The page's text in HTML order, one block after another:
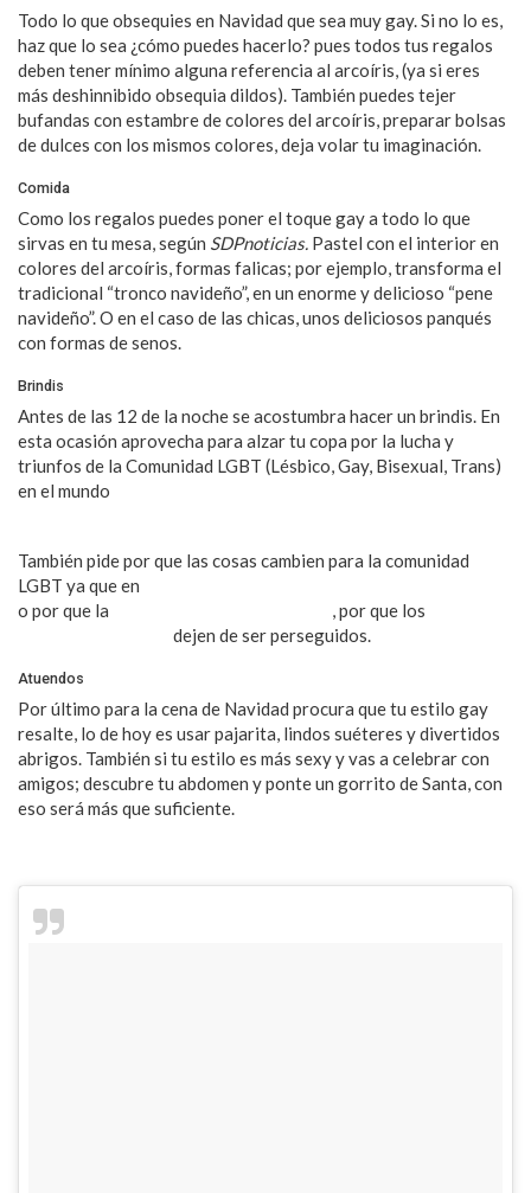
Todo lo que obsequies en Navidad que sea muy gay. Si no lo es,
haz que lo sea ¿cómo puedes hacerlo? pues todos tus regalos
deben tener mínimo alguna referencia al arcoíris, (ya si eres
más deshinnibido obsequia dildos). También puedes tejer
bufandas con estambre de colores del arcoíris, preparar bolsas
de dulces con los mismos colores, deja volar tu imaginación.
Comida
Como los regalos puedes poner el toque gay a todo lo que
sirvas en tu mesa, según SDPnoticias. Pastel con el interior en
colores del arcoíris, formas falicas; por ejemplo, transforma el
tradicional “tronco navideño”, en un enorme y delicioso “pene
navideño”. O en el caso de las chicas, unos deliciosos panqués
con formas de senos.
Brindis
Antes de las 12 de la noche se acostumbra hacer un brindis. En
esta ocasión aprovecha para alzar tu copa por la lucha y
triunfos de la Comunidad LGBT (Lésbico, Gay, Bisexual, Trans)
en el mundo
También pide por que las cosas cambien para la comunidad
LGBT ya que en
o por que la
, por que los
dejen de ser perseguidos.
Atuendos
Por último para la cena de Navidad procura que tu estilo gay
resalte, lo de hoy es usar pajarita, lindos suéteres y divertidos
abrigos. También si tu estilo es más sexy y vas a celebrar con
amigos; descubre tu abdomen y ponte un gorrito de Santa, con
eso será más que suficiente.